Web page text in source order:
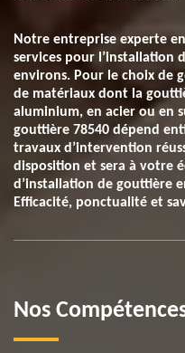
Notre entreprise experte
services pour l’installation
environs. Pour le choix de
de matériaux dont la
aluminium, en acier ou en
gouttière 78540 dépend
travaux d’intervention
disposition et sera à votre
d’installation de gouttière
Efficacité, ponctualité et
Nos